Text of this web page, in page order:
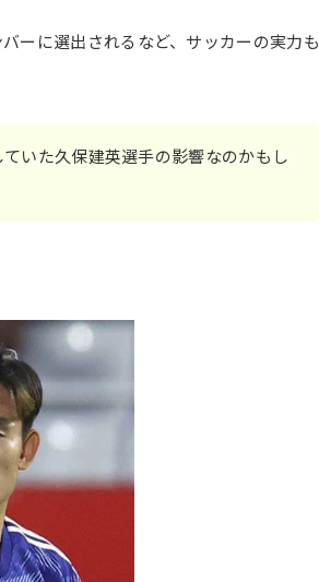
ーに選出されるなど、サッカーの実力も
いた久保建英選手の影響なのかもし